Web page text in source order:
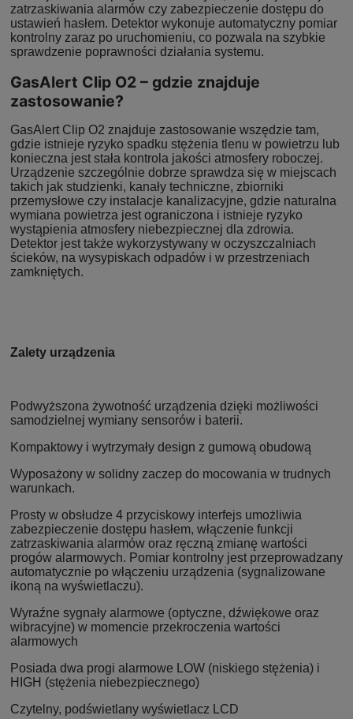
zatrzaskiwania alarmów czy zabezpieczenie dostępu do
ustawień hasłem. Detektor wykonuje automatyczny pomiar
kontrolny zaraz po uruchomieniu, co pozwala na szybkie
sprawdzenie poprawności działania systemu.
GasAlert Clip O2 – gdzie znajduje
zastosowanie?
GasAlert Clip O2 znajduje zastosowanie wszędzie tam,
gdzie istnieje ryzyko spadku stężenia tlenu w powietrzu lub
konieczna jest stała kontrola jakości atmosfery roboczej.
Urządzenie szczególnie dobrze sprawdza się w miejscach
takich jak studzienki, kanały techniczne, zbiorniki
przemysłowe czy instalacje kanalizacyjne, gdzie naturalna
wymiana powietrza jest ograniczona i istnieje ryzyko
wystąpienia atmosfery niebezpiecznej dla zdrowia.
Detektor jest także wykorzystywany w oczyszczalniach
ścieków, na wysypiskach odpadów i w przestrzeniach
zamkniętych.
Zalety urządzenia
Podwyższona żywotność urządzenia dzięki możliwości
samodzielnej wymiany sensorów i baterii.
Kompaktowy i wytrzymały design z gumową obudową
Wyposażony w solidny zaczep do mocowania w trudnych
warunkach.
Prosty w obsłudze 4 przyciskowy interfejs umożliwia
zabezpieczenie dostępu hasłem, włączenie funkcji
zatrzaskiwania alarmów oraz ręczną zmianę wartości
progów alarmowych. Pomiar kontrolny jest przeprowadzany
automatycznie po włączeniu urządzenia (sygnalizowane
ikoną na wyświetlaczu).
Wyraźne sygnały alarmowe (optyczne, dźwiękowe oraz
wibracyjne) w momencie przekroczenia wartości
alarmowych
Posiada dwa progi alarmowe LOW (niskiego stężenia) i
HIGH (stężenia niebezpiecznego)
Czytelny, podświetlany wyświetlacz LCD